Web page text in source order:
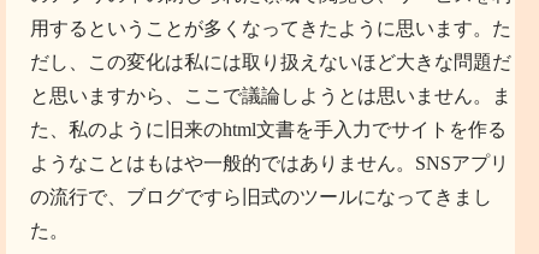
用するということが多くなってきたように思います。た
だし、この変化は私には取り扱えないほど大きな問題だ
と思いますから、ここで議論しようとは思いません。ま
た、私のように旧来のhtml文書を手入力でサイトを作る
ようなことはもはや一般的ではありません。SNSアプリ
の流行で、ブログですら旧式のツールになってきまし
た。